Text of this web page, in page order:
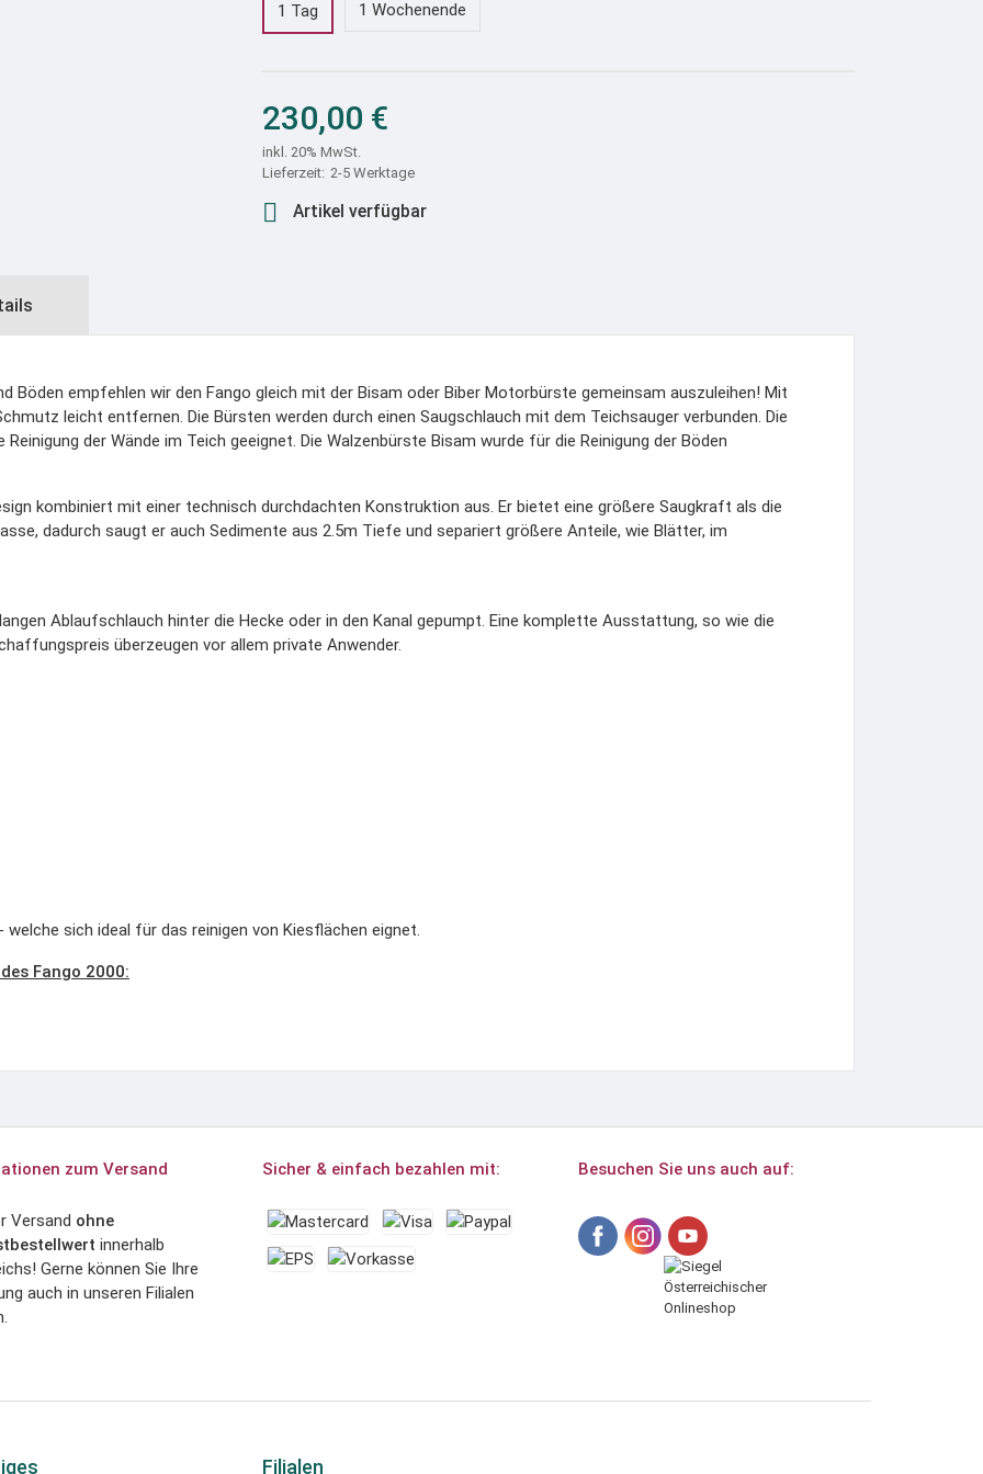
1 Tag 1 Wochenende
230,00 €
inkl. 20% MwSt.
2-5 Werktage
 Artikel verfügbar
Böden empfehlen wir den Fango gleich mit der Bisam oder Biber Motorbürste gemeinsam auszuleihen! Mit
leicht entfernen. Die Bürsten werden durch einen Saugschlauch mit dem Teichsauger verbunden. Die
der Wände im Teich geeignet. Die Walzenbürste Bisam wurde für die Reinigung der Böden
kombiniert mit einer technisch durchdachten Konstruktion aus. Er bietet eine größere Saugkraft als die
dadurch saugt er auch Sedimente aus 2.5m Tiefe und separiert größere Anteile, wie Blätter, im
Ablaufschlauch hinter die Hecke oder in den Kanal gepumpt. Eine komplette Ausstattung, so wie die
überzeugen vor allem private Anwender.
welche sich ideal für das reinigen von Kiesflächen eignet.
Fango 2000:
zum Versand
Versand ohne
innerhalb
Gerne können Sie Ihre
auch in unseren Filialen
Sicher & einfach bezahlen mit: Besuchen Sie uns auch auf:
Filialen